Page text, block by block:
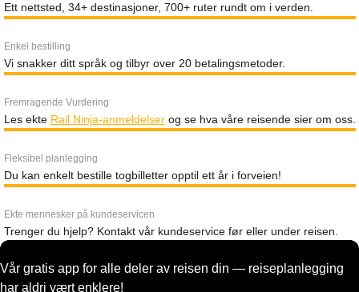
Ett nettsted, 34+ destinasjoner, 700+ ruter rundt om i verden.
Enkel bestilling
Vi snakker ditt språk og tilbyr over 20 betalingsmetoder.
Fremragende Vurdering
Les ekte Rail Ninja-anmeldelserog se hva våre reisende sier om oss.
Fleksibel planlegging
Du kan enkelt bestille togbilletter opptil ett år i forveien!
Ekte mennesker på kundeservicen
Trenger du hjelp? Kontakt vår kundeservice før eller under reisen.
Vår gratis app for alle deler av reisen din — reiseplanlegging
har aldri vært enklere!